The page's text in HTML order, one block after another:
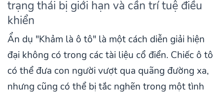
trạng thái bị giới hạn và cần trí tuệ điều
khiển
Ẩn dụ "Khảm là ô tô" là một cách diễn giải hiện
đại không có trong các tài liệu cổ điển. Chiếc ô tô
có thể đưa con người vượt qua quãng đường xa,
nhưng cũng có thể bị tắc nghẽn trong một tình